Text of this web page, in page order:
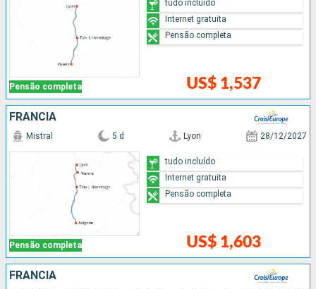
Pensão completa US$ 1,537
tudo incluído
Internet gratuita
Pensão completa
FRANCIA
Pensão completa
Mistral 5 d Lyon 28/12/2027
US$ 1,603
tudo incluído
Internet gratuita
Pensão completa
FRANCIA